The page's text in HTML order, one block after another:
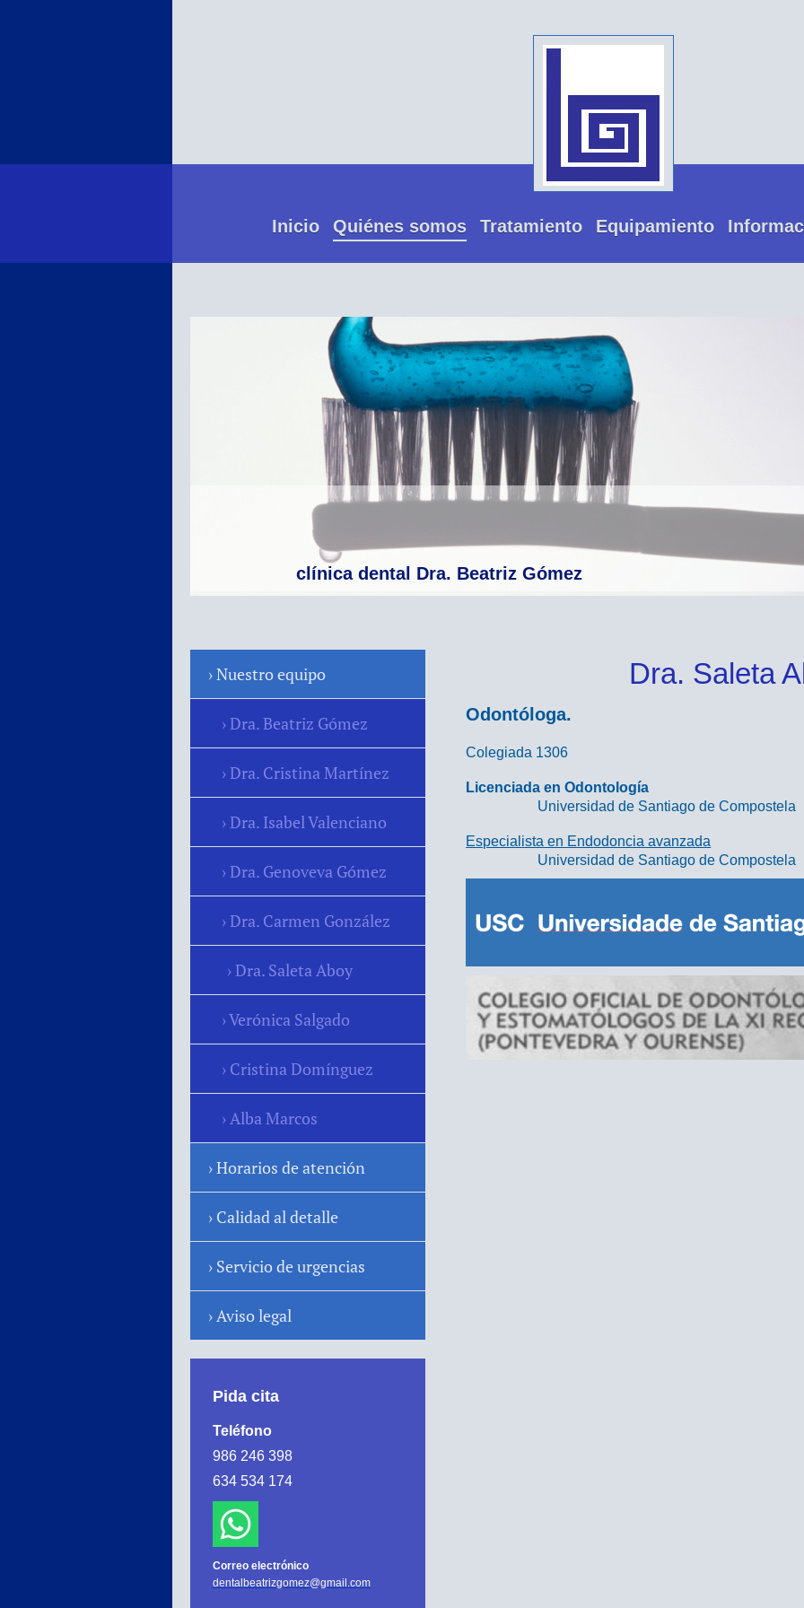
Inicio Quiénes somos Tratamiento Equipamiento
clínica dental Dra. Beatriz Gómez
Dra. Saleta
Odontóloga.
Colegiada 1306
Licenciada en Odontología
Universidad de Santiago de Compostela
Especialista en Endodoncia avanzada
Universidad de Santiago de Compostela
Nuestro equipo
Dra. Beatriz Gómez
Dra. Cristina Martínez
Dra. Isabel Valenciano
Dra. Genoveva Gómez
Dra. Carmen González
Dra. Saleta Aboy
Verónica Salgado
Cristina Domínguez
Alba Marcos
Horarios de atención
Calidad al detalle
Servicio de urgencias
Aviso legal
Pida cita
Teléfono
986 246 398
634 534 174
Correo electrónico
dentalbeatrizgomez@gmail.com